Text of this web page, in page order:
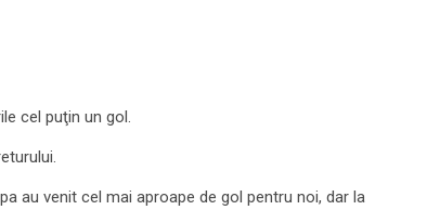
cel puţin un gol.
au venit cel mai aproape de gol pentru noi, dar la